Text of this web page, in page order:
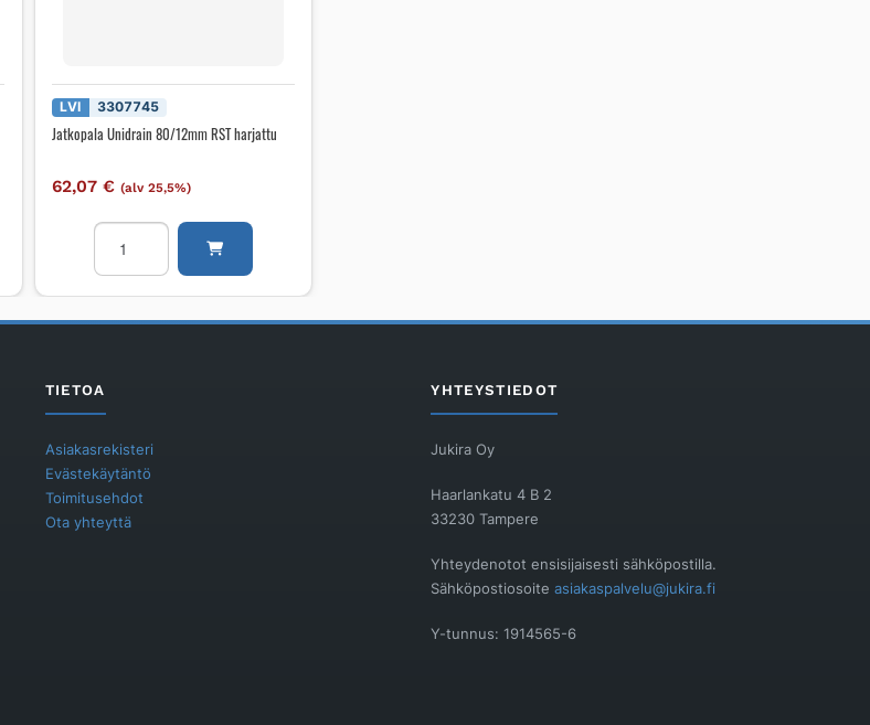
LVI 3307745
Jatkopala Unidrain 80/12mm RST harjattu
62,07 € (alv 25,5%)
Jatkopala
Unidrain
80/12mm
harjattu
TIETOA
Asiakasrekisteri
Evästekäytäntö
Toimitusehdot
Ota yhteyttä
YHTEYSTIEDOT
Jukira Oy
Haarlankatu 4 B 2
33230 Tampere
Yhteydenotot ensisijaisesti sähköpostilla.
Sähköpostiosoiteasiakaspalvelu@jukira.fi
Y-tunnus: 1914565-6